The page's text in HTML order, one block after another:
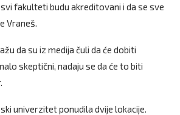
fakulteti budu akreditovani i da se sve
Vraneš.
da su iz medija čuli da će dobiti
skeptični, nadaju se da će to biti
univerzitet ponudila dvije lokacije.